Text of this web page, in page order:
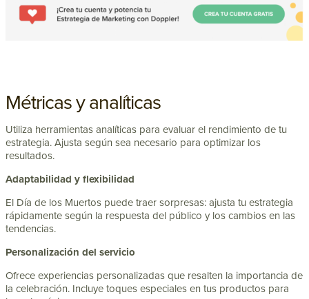
Métricas y analíticas
Utiliza herramientas analíticas para evaluar el rendimiento de tu
estrategia. Ajusta según sea necesario para optimizar los
resultados.
Adaptabilidad y flexibilidad
El Día de los Muertos puede traer sorpresas: ajusta tu estrategia
rápidamente según la respuesta del público y los cambios en las
tendencias.
Personalización del servicio
Ofrece experiencias personalizadas que resalten la importancia de
la celebración. Incluye toques especiales en tus productos para